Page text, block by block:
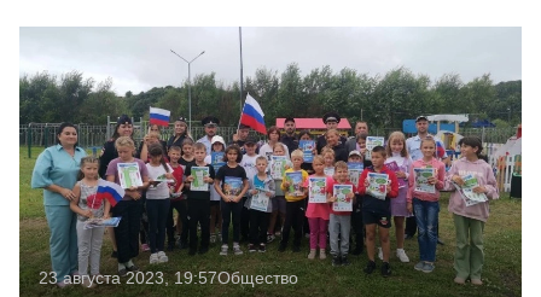
23 августа 2023, 19:57Общество